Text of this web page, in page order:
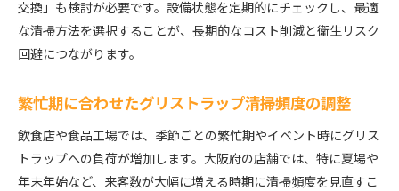
交換」も検討が必要です。設備状態を定期的にチェックし、最適
な清掃方法を選択することが、長期的なコスト削減と衛生リスク
回避につながります。
繁忙期に合わせたグリストラップ清掃頻度の調整
飲食店や食品工場では、季節ごとの繁忙期やイベント時にグリス
トラップへの負荷が増加します。大阪府の店舗では、特に夏場や
年末年始など、来客数が大幅に増える時期に清掃頻度を見直すこ